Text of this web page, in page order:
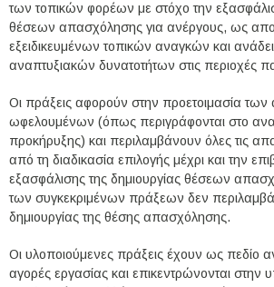
των τοπικών φορέων με στόχο την
θέσεων απασχόλησης για ανέργους, ως
εξειδικευμένων τοπικών αναγκών και
αναπτυξιακών δυνατοτήτων στις περιοχές
Οι πράξεις αφορούν στην προετοιμασία
ωφελουμένων (όπως περιγράφονται στο
προκήρυξης) και περιλαμβάνουν όλες τις
από τη διαδικασία επιλογής μέχρι και την
εξασφάλισης της δημιουργίας θέσεων
των συγκεκριμένων πράξεων δεν
δημιουργίας της θέσης απασχόλησης.
Οι υλοποιούμενες πράξεις έχουν ως πεδίο
αγορές εργασίας και επικεντρώνονται στην